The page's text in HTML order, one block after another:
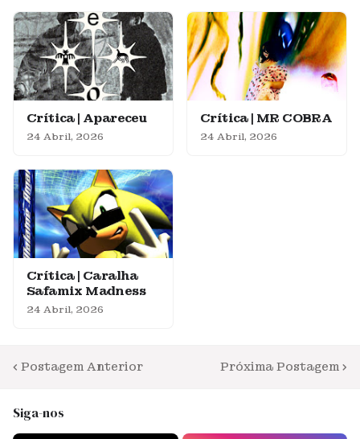
Crítica | Apareceu
24 Abril, 2026
Crítica | MR COBRA
24 Abril, 2026
Crítica | Caralha
Safamix Madness
24 Abril, 2026
Postagem Anterior Próxima Postagem
Siga-nos